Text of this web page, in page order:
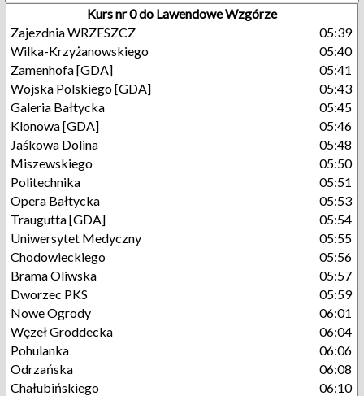
Kurs nr 0 do Lawendowe Wzgórze
Zajezdnia WRZESZCZ
05:39
Wilka-Krzyżanowskiego
05:40
Zamenhofa [GDA]
05:41
Wojska Polskiego [GDA]
05:43
Galeria Bałtycka
05:45
Klonowa [GDA]
05:46
Jaśkowa Dolina
05:48
Miszewskiego
05:50
Politechnika
05:51
Opera Bałtycka
05:53
Traugutta [GDA]
05:54
Uniwersytet Medyczny
05:55
Chodowieckiego
05:56
Brama Oliwska
05:57
Dworzec PKS
05:59
Nowe Ogrody
06:01
Węzeł Groddecka
06:04
Pohulanka
06:06
Odrzańska
06:08
Chałubińskiego
06:10